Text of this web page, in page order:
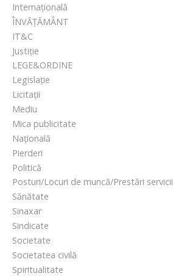
Internațională
ÎNVĂȚĂMÂNT
IT&C
Justiție
LEGE&ORDINE
Legislație
Licitații
Mediu
Mica publicitate
Națională
Pierderi
Politică
Posturi/Locuri de muncă/Prestări servicii
Sănătate
Sinaxar
Sindicate
Societate
Societatea civilă
Spiritualitate